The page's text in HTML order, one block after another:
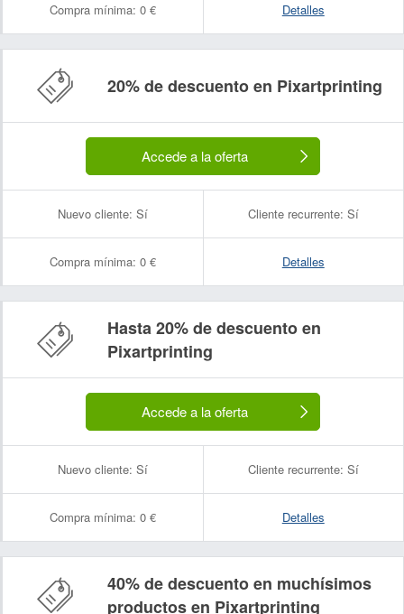
Compra mínima: 0 € Detalles
20% de descuento en Pixartprinting
Accede a la oferta
Nuevo cliente: Sí Cliente recurrente: Sí
Compra mínima: 0 € Detalles
Hasta 20% de descuento en
Pixartprinting
Accede a la oferta
Nuevo cliente: Sí Cliente recurrente: Sí
Compra mínima: 0 € Detalles
40% de descuento en muchísimos
productos en Pixartprinting